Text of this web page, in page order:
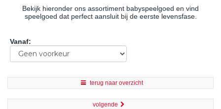
Bekijk hieronder ons assortiment babyspeelgoed en vind
speelgoed dat perfect aansluit bij de eerste levensfase.
Vanaf:
terug naar overzicht
volgende